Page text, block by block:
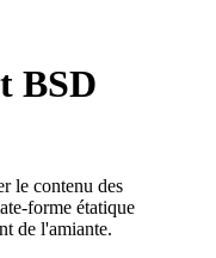
BSD
le contenu des
forme étatique
de l'amiante.